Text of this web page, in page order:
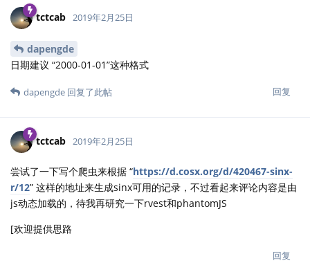
tctcab 2019年2月25日
dapengde
日期建议 “2000-01-01”这种格式
回复
dapengde 回复了此帖
tctcab 2019年2月25日
尝试了一下写个爬虫来根据 “https://d.cosx.org/d/420467-sinx-
r/12” 这样的地址来生成sinx可用的记录，不过看起来评论内容是由
js动态加载的，待我再研究一下rvest和phantomJS
[欢迎提供思路
回复